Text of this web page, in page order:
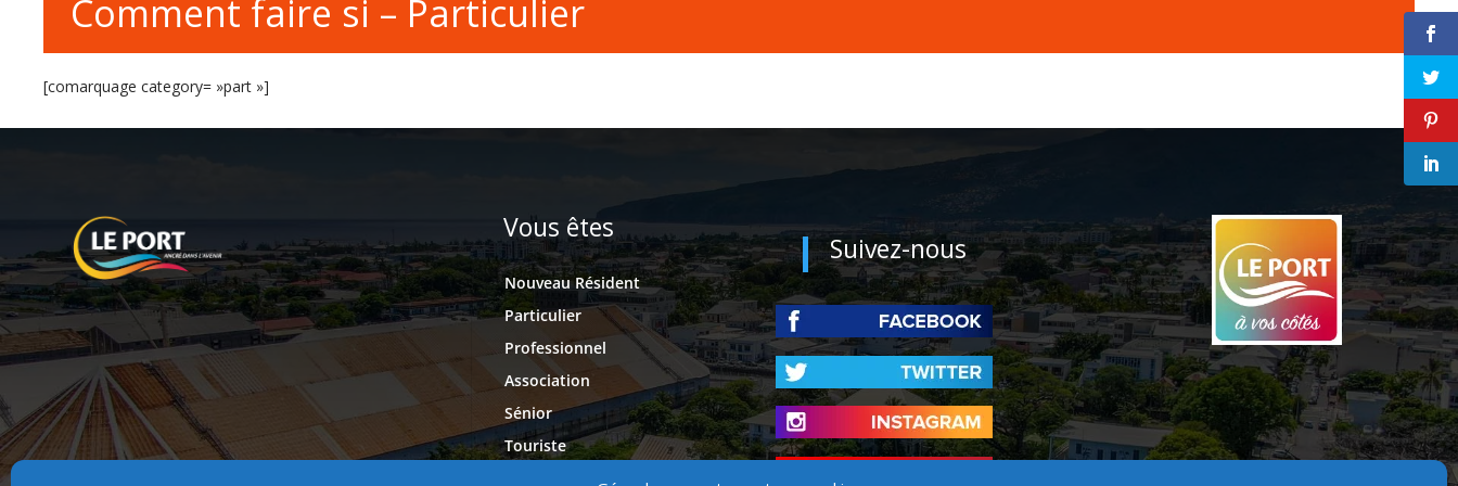
Comment faire si – Particulier
[comarquage category= »part »]
Vous êtes
Nouveau Résident
Particulier
Professionnel
Association
Sénior
Touriste
Suivez-nous